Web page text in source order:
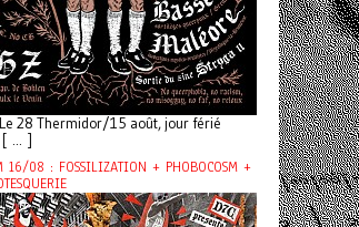
Le 28 Thermidor/15 août, jour férié
... ]
16/08 : FOSSILIZATION + PHOBOCOSM +